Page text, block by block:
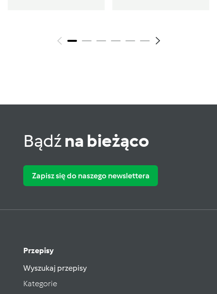
Bądźna bieżąco
Zapisz się do naszego newslettera
Przepisy
Wyszukaj przepisy
Kategorie